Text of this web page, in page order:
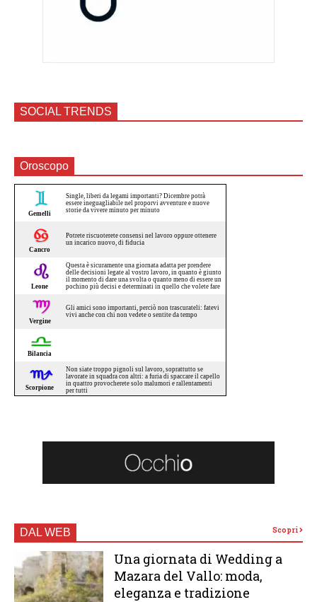
SOCIAL TRENDS
Oroscopo
DAL WEB Scopri
Una giornata di Wedding a
Mazara del Vallo: moda,
eleganza e tradizione